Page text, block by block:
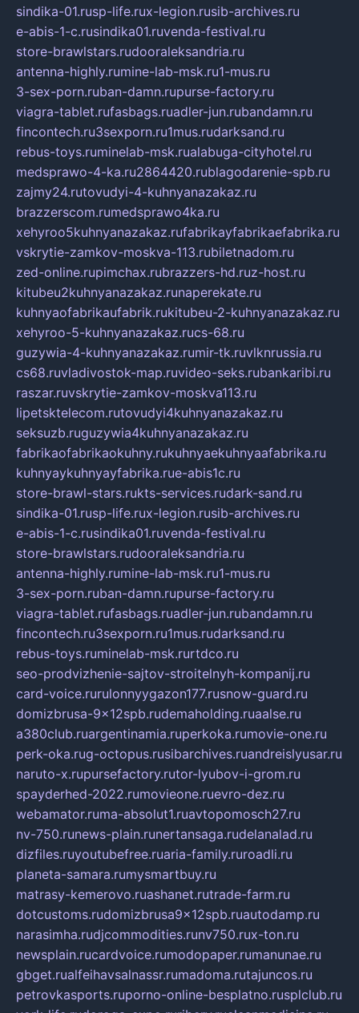
sindika-01.rusp-life.rux-legion.rusib-archives.ru
e-abis-1-c.rusindika01.ruvenda-festival.ru
store-brawlstars.rudooraleksandria.ru
antenna-highly.rumine-lab-msk.ru1-mus.ru
3-sex-porn.ruban-damn.rupurse-factory.ru
viagra-tablet.rufasbags.ruadler-jun.rubandamn.ru
fincontech.ru3sexporn.ru1mus.rudarksand.ru
rebus-toys.ruminelab-msk.rualabuga-cityhotel.ru
medsprawo-4-ka.ru2864420.rublagodarenie-spb.ru
zajmy24.rutovudyi-4-kuhnyanazakaz.ru
brazzerscom.rumedsprawo4ka.ru
xehyroo5kuhnyanazakaz.rufabrikayfabrikaefabrika.ru
vskrytie-zamkov-moskva-113.rubiletnadom.ru
zed-online.rupimchax.rubrazzers-hd.ruz-host.ru
kitubeu2kuhnyanazakaz.runaperekate.ru
kuhnyaofabrikaufabrik.rukitubeu-2-kuhnyanazakaz.ru
xehyroo-5-kuhnyanazakaz.rucs-68.ru
guzywia-4-kuhnyanazakaz.rumir-tk.ruvlknrussia.ru
cs68.ruvladivostok-map.ruvideo-seks.rubankaribi.ru
raszar.ruvskrytie-zamkov-moskva113.ru
lipetsktelecom.rutovudyi4kuhnyanazakaz.ru
seksuzb.ruguzywia4kuhnyanazakaz.ru
fabrikaofabrikaokuhny.rukuhnyaekuhnyaafabrika.ru
kuhnyaykuhnyayfabrika.rue-abis1c.ru
store-brawl-stars.rukts-services.rudark-sand.ru
sindika-01.rusp-life.rux-legion.rusib-archives.ru
e-abis-1-c.rusindika01.ruvenda-festival.ru
store-brawlstars.rudooraleksandria.ru
antenna-highly.rumine-lab-msk.ru1-mus.ru
3-sex-porn.ruban-damn.rupurse-factory.ru
viagra-tablet.rufasbags.ruadler-jun.rubandamn.ru
fincontech.ru3sexporn.ru1mus.rudarksand.ru
rebus-toys.ruminelab-msk.rurtdco.ru
seo-prodvizhenie-sajtov-stroitelnyh-kompanij.ru
card-voice.rurulonnyygazon177.rusnow-guard.ru
domizbrusa-9x12spb.rudemaholding.ruaalse.ru
a380club.ruargentinamia.ruperkoka.rumovie-one.ru
perk-oka.rug-octopus.rusibarchives.ruandreislyusar.ru
naruto-x.rupursefactory.rutor-lyubov-i-grom.ru
spayderhed-2022.rumovieone.ruevro-dez.ru
webamator.ruma-absolut1.ruavtopomosch27.ru
nv-750.runews-plain.runertansaga.rudelanalad.ru
dizfiles.ruyoutubefree.ruaria-family.ruroadli.ru
planeta-samara.rumysmartbuy.ru
matrasy-kemerovo.ruashanet.rutrade-farm.ru
dotcustoms.rudomizbrusa9x12spb.ruautodamp.ru
narasimha.rudjcommodities.runv750.rux-ton.ru
newsplain.rucardvoice.rumodopaper.rumanunae.ru
gbget.rualfeihavsalnassr.rumadoma.rutajuncos.ru
petrovkasports.ruporno-online-besplatno.rusplclub.ru